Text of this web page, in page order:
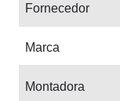
Fornecedor
Marca
Montadora